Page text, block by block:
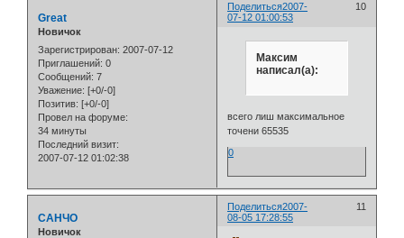
Поделиться 10
2007-
07-12 01:00:53
Great
Новичок
Зарегистрирован: 2007-07-12
Приглашений: 0
Сообщений: 7
Уважение: [+0/-0]
Позитив: [+0/-0]
Провел на форуме:
34 минуты
Последний визит:
2007-07-12 01:02:38
Максим
написал(а):
всего лиш максимальное
точени 65535
0
Поделиться 11
2007-
08-05 17:28:55
САНЧО
Новичок